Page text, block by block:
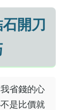
開刀
省錢的心
是比價就